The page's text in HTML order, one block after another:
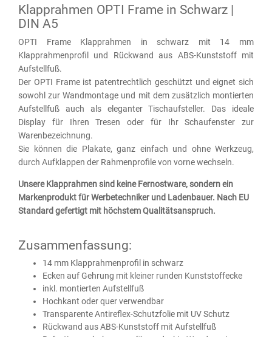
Klapprahmen OPTI Frame in Schwarz |
DIN A5
OPTI Frame Klapprahmen in schwarz mit 14 mm
Klapprahmenprofil und Rückwand aus ABS-Kunststoff mit
Aufstellfuß.
Der OPTI Frame ist patentrechtlich geschützt und eignet sich
sowohl zur Wandmontage und mit dem zusätzlich montierten
Aufstellfuß auch als eleganter Tischaufsteller. Das ideale
Display für Ihren Tresen oder für Ihr Schaufenster zur
Warenbezeichnung.
Sie können die Plakate, ganz einfach und ohne Werkzeug,
durch Aufklappen der Rahmenprofile von vorne wechseln.
Unsere Klapprahmen sind keine Fernostware, sondern ein
Markenprodukt für Werbetechniker und Ladenbauer. Nach EU
Standard gefertigt mit höchstem Qualitätsanspruch.
Zusammenfassung:
14 mm Klapprahmenprofil in schwarz
Ecken auf Gehrung mit kleiner runden Kunststoffecke
inkl. montierten Aufstellfuß
Hochkant oder quer verwendbar
Transparente Antireflex-Schutzfolie mit UV Schutz
Rückwand aus ABS-Kunststoff mit Aufstellfuß